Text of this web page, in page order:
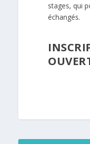
stages, qui
échangés.